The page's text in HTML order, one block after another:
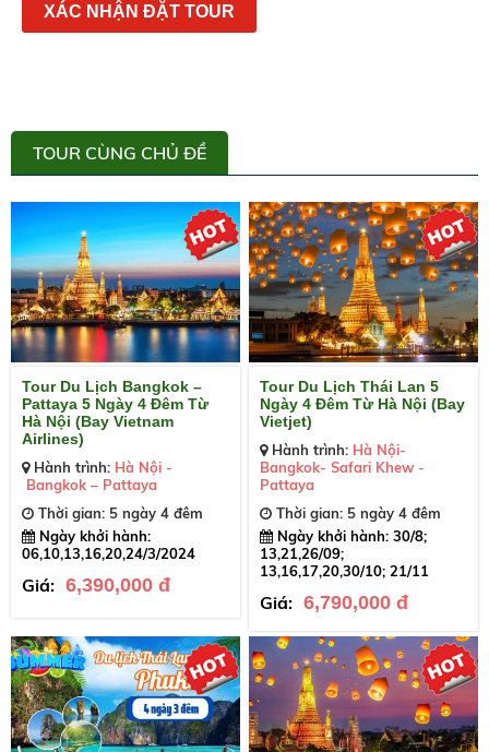
XÁC NHẬN ĐẶT TOUR
TOUR CÙNG CHỦ ĐỀ
Tour Du Lịch Bangkok –
Pattaya 5 Ngày 4 Đêm Từ
Hà Nội (Bay Vietnam
Airlines)
Hành trình: Hà Nội -
Bangkok – Pattaya
Thời gian: 5 ngày 4 đêm
Ngày khởi hành:
06,10,13,16,20,24/3/2024
Giá: 6,390,000 đ
Tour Du Lịch Thái Lan 5
Ngày 4 Đêm Từ Hà Nội (Bay
Vietjet)
Hành trình: Hà Nội-
Bangkok- Safari Khew -
Pattaya
Thời gian: 5 ngày 4 đêm
Ngày khởi hành: 30/8;
13,21,26/09;
13,16,17,20,30/10; 21/11
Giá: 6,790,000 đ